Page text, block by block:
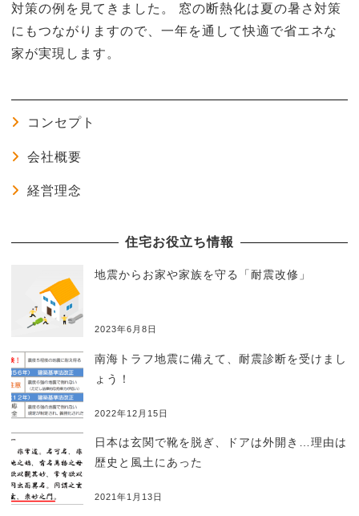
対策の例を見てきました。 窓の断熱化は夏の暑さ対策
にもつながりますので、一年を通して快適で省エネな
家が実現します。
コンセプト
会社概要
経営理念
住宅お役立ち情報
地震からお家や家族を守る「耐震改修」
2023年6月8日
南海トラフ地震に備えて、耐震診断を受けまし
ょう！
2022年12月15日
日本は玄関で靴を脱ぎ、ドアは外開き…理由は
歴史と風土にあった
2021年1月13日